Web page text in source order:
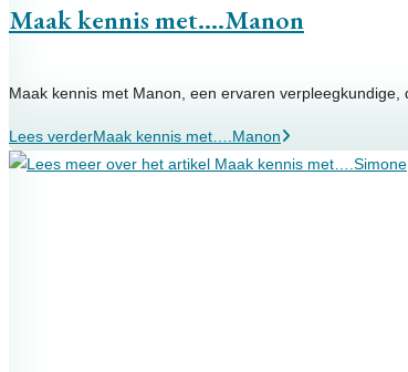
Maak kennis met….Manon
Maak kennis met Manon, een ervaren
Lees verderMaak kennis met….Manon